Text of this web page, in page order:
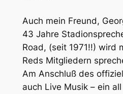
Auch mein Freund,
43 Jahre
Road, (seit 1971!!) wird
Reds Mitgliedern
Am Anschluß des
auch Live Musik – ein